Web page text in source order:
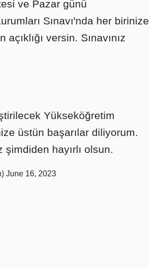
ve Pazar günü
Sınavı'nda her birinize
versin. Sınavınız
Yükseköğretim
üstün başarılar diliyorum.
şimdiden hayırlı olsun.
June 16, 2023